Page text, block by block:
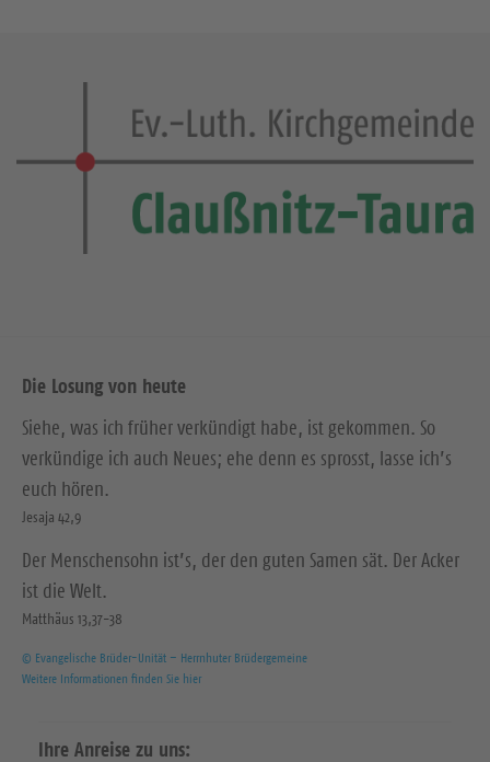
Die Losung von heute
Siehe, was ich früher verkündigt habe, ist gekommen. So
verkündige ich auch Neues; ehe denn es sprosst, lasse ich’s
euch hören.
Jesaja 42,9
Der Menschensohn ist’s, der den guten Samen sät. Der Acker
ist die Welt.
Matthäus 13,37-38
© Evangelische Brüder-Unität – Herrnhuter Brüdergemeine
Weitere Informationen finden Sie hier
Ihre Anreise zu uns: